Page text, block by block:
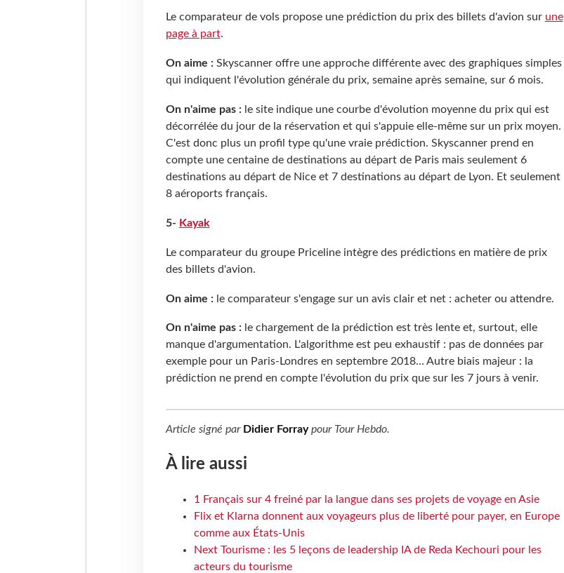
Le comparateur de vols propose une prédiction du prix des billets d'avion sur une
page à part.
On aime : Skyscanner offre une approche différente avec des graphiques simples
qui indiquent l'évolution générale du prix, semaine après semaine, sur 6 mois.
On n'aime pas : le site indique une courbe d'évolution moyenne du prix qui est
décorrélée du jour de la réservation et qui s'appuie elle-même sur un prix moyen.
C'est donc plus un profil type qu'une vraie prédiction. Skyscanner prend en
compte une centaine de destinations au départ de Paris mais seulement 6
destinations au départ de Nice et 7 destinations au départ de Lyon. Et seulement
8 aéroports français.
5- Kayak
Le comparateur du groupe Priceline intègre des prédictions en matière de prix
des billets d'avion.
On aime :le comparateur s'engage sur un avis clair et net : acheter ou attendre.
On n'aime pas :le chargement de la prédiction est très lente et, surtout, elle
manque d'argumentation. L'algorithme est peu exhaustif : pas de données par
exemple pour un Paris-Londres en septembre 2018… Autre biais majeur : la
prédiction ne prend en compte l'évolution du prix que sur les 7 jours à venir.
Article signé par Didier Forraypour Tour Hebdo.
À lire aussi
1 Français sur 4 freiné par la langue dans ses projets de voyage en Asie
Flix et Klarna donnent aux voyageurs plus de liberté pour payer, en Europe
comme aux États-Unis
Next Tourisme : les 5 leçons de leadership IA de Reda Kechouri pour les
acteurs du tourisme